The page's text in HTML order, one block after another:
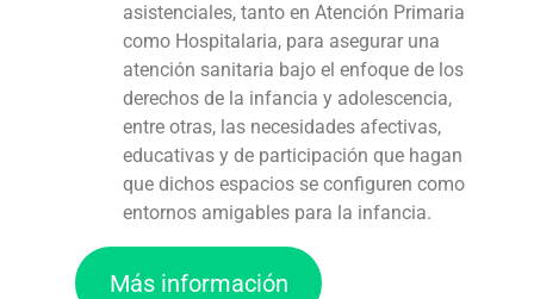
asistenciales, tanto en Atención Primaria
como Hospitalaria, para asegurar una
atención sanitaria bajo el enfoque de los
derechos de la infancia y adolescencia,
entre otras, las necesidades afectivas,
educativas y de participación que hagan
que dichos espacios se configuren como
entornos amigables para la infancia.
Más información